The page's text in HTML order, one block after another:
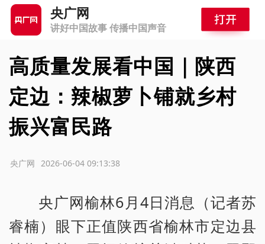
央广网
讲好中国故事 传播中国声音
高质量发展看中国｜陕西
定边：辣椒萝卜铺就乡村
振兴富民路
2026-06-04 09:13:38
央广网
央广网榆林6月4日消息（记者苏
睿楠）眼下正值陕西省榆林市定边县